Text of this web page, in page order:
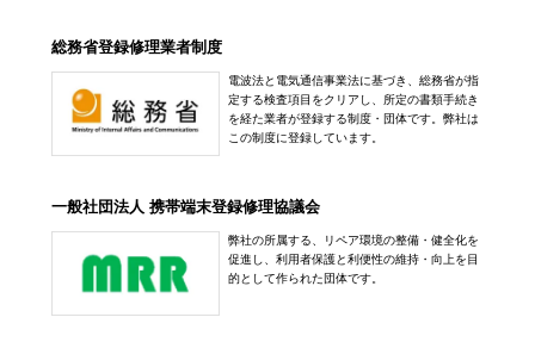
総務省登録修理業者制度
電波法と電気通信事業法に基づき、総務省が指
定する検査項目をクリアし、所定の書類手続き
を経た業者が登録する制度・団体です。弊社は
この制度に登録しています。
一般社団法人 携帯端末登録修理協議会
弊社の所属する、リペア環境の整備・健全化を
促進し、利用者保護と利便性の維持・向上を目
的として作られた団体です。